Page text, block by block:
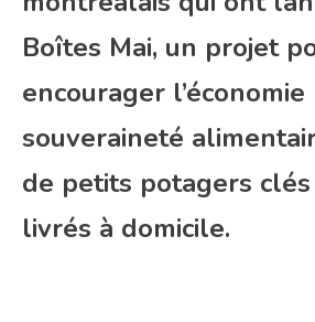
Boîtes Mai, un projet
encourager
souveraineté
de petits potagers clés
livrés à domicile.